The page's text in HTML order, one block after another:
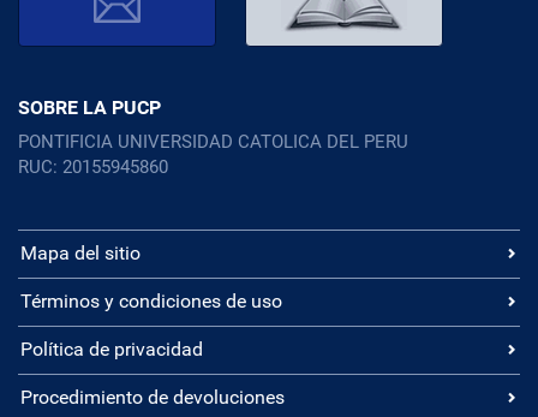
SOBRE LA PUCP
PONTIFICIA UNIVERSIDAD CATOLICA DEL PERU
RUC: 20155945860
Mapa del sitio
Términos y condiciones de uso
Política de privacidad
Procedimiento de devoluciones